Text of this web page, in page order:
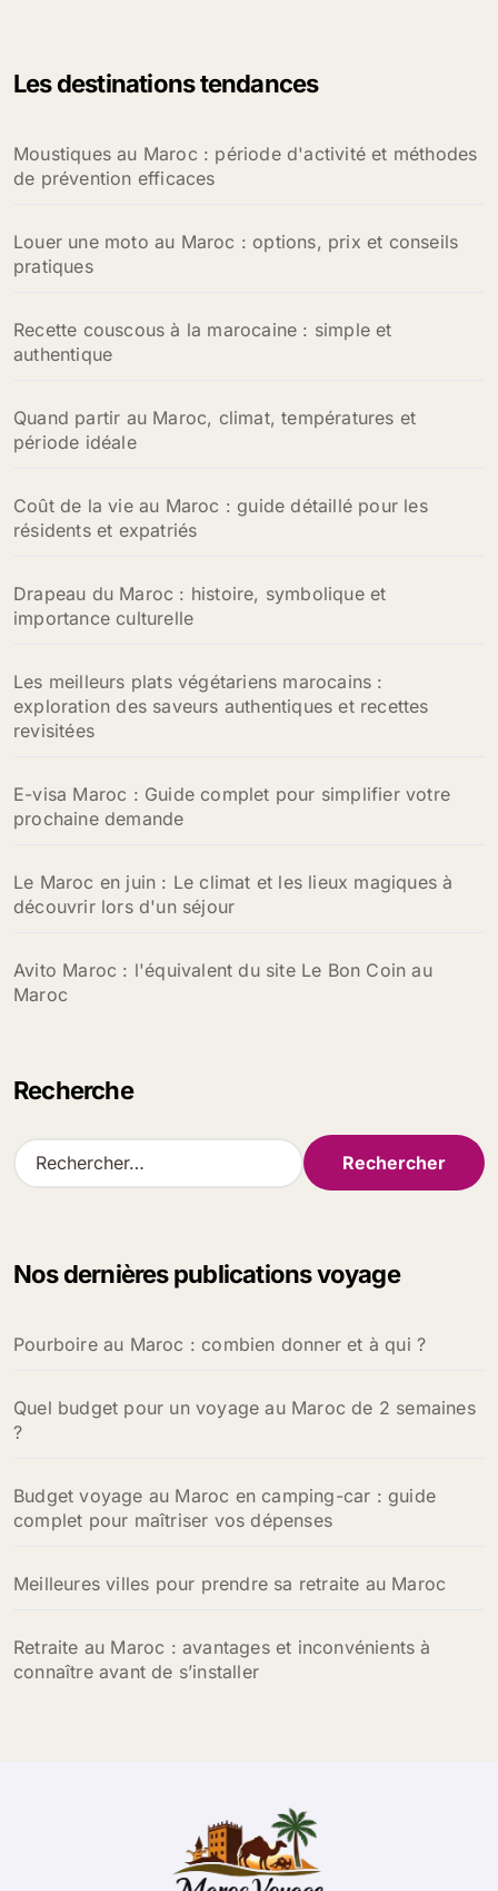
Les destinations tendances
Moustiques au Maroc : période d'activité et méthodes
de prévention efficaces
Louer une moto au Maroc : options, prix et conseils
pratiques
Recette couscous à la marocaine : simple et
authentique
Quand partir au Maroc, climat, températures et
période idéale
Coût de la vie au Maroc : guide détaillé pour les
résidents et expatriés
Drapeau du Maroc : histoire, symbolique et
importance culturelle
Les meilleurs plats végétariens marocains :
exploration des saveurs authentiques et recettes
revisitées
E-visa Maroc : Guide complet pour simplifier votre
prochaine demande
Le Maroc en juin : Le climat et les lieux magiques à
découvrir lors d'un séjour
Avito Maroc : l'équivalent du site Le Bon Coin au
Maroc
Recherche
R
e
r
e
:
Nos dernières publications voyage
Pourboire au Maroc : combien donner et à qui ?
Quel budget pour un voyage au Maroc de 2 semaines
?
Budget voyage au Maroc en camping-car : guide
complet pour maîtriser vos dépenses
Meilleures villes pour prendre sa retraite au Maroc
Retraite au Maroc : avantages et inconvénients à
connaître avant de s’installer